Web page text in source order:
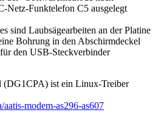
Netz-Funktelefon C5 ausgelegt
sind Laubsägearbeiten an der Platine
Bohrung in den Abschirmdeckel
den USB-Steckverbinder
(DG1CPA) ist ein Linux-Treiber
modem-as296-as607